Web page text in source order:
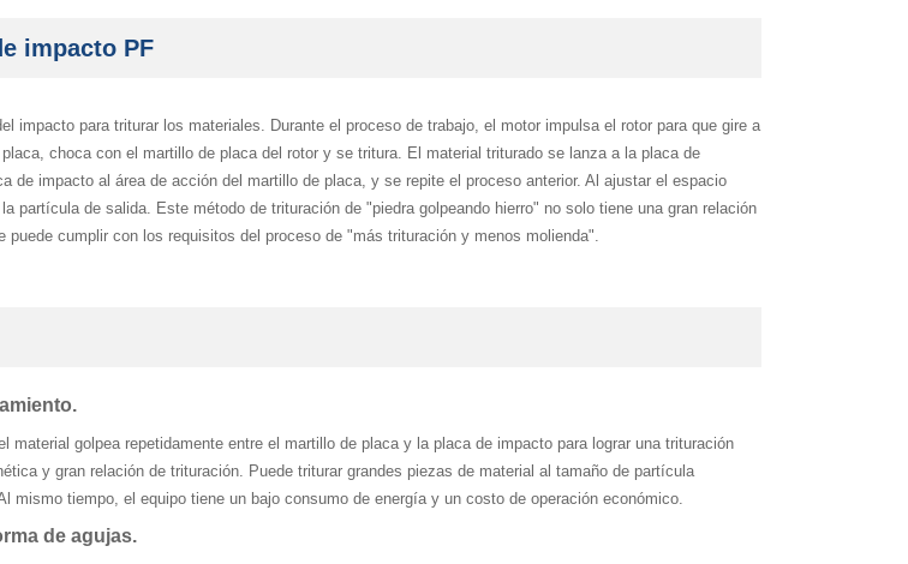
impacto PF
impacto para triturar los materiales. Durante el proceso de trabajo, el motor impulsa el rotor para que gire a
choca con el martillo de placa del rotor y se tritura. El material triturado se lanza a la placa de
impacto al área de acción del martillo de placa, y se repite el proceso anterior. Al ajustar el espacio
partícula de salida. Este método de trituración de "piedra golpeando hierro" no solo tiene una gran relación
cumplir con los requisitos del proceso de "más trituración y menos molienda".
golpea repetidamente entre el martillo de placa y la placa de impacto para lograr una trituración
y gran relación de trituración. Puede triturar grandes piezas de material al tamaño de partícula
tiempo, el equipo tiene un bajo consumo de energía y un costo de operación económico.
de agujas.